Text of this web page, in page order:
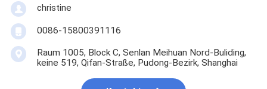
christine
0086-15800391116
Raum 1005, Block C, Senlan Meihuan Nord-Buliding,
keine 519, Qifan-Straße, Pudong-Bezirk, Shanghai